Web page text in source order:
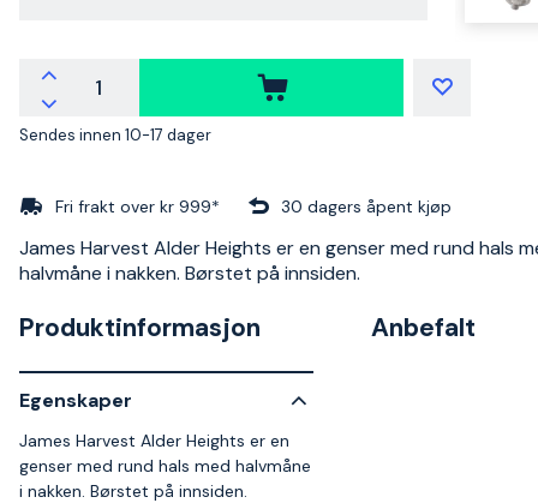
Sendes innen 10-17 dager
Fri frakt over kr 999* 30 dagers åpent kjøp
James Harvest Alder Heights er en genser med rund hals
halvmåne i nakken. Børstet på innsiden.
Produktinformasjon
Egenskaper
James Harvest Alder Heights er en
genser med rund hals med halvmåne
i nakken. Børstet på innsiden.
Anbefalt